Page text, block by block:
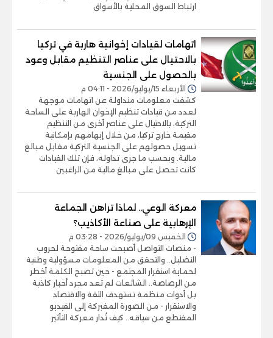
ارتباط السوق المحلية بالأسواق
اتهامات لقيادات إخوانية هاربة في تركيا
بالاحتيال على عناصر التنظيم مقابل وعود
بالحصول على الجنسية
الأربعاء 15/يوليو/2026 - 04:11 م
كشفت معلومات متداولة عن اتهامات موجهة
لعدد من قيادات تنظيم الإخوان الهاربة على الساحة
التركية، بالاحتيال على عناصر أخرى من التنظيم
مقيمة خارج تركيا، من خلال إيهامهم بإمكانية
تسهيل حصولهم على الجنسية التركية مقابل مبالغ
مالية. وبحسب ما جرى تداوله، فإن تلك القيادات
كانت تحصل على مبالغ مالية من الراغبين
معركة الوعي.. لماذا تراهن الجماعة
الإرهابية على صناعة الأكاذيب؟
الخميس 09/يوليو/2026 - 03:28 م
- منصات التواصل أصبحت ساحة مفتوحة لحروب
التضليل.. والتحقق من المعلومات مسؤولية وطنية
لحماية استقرار المجتمع - حين تصبح الكلمة أخطر
من الرصاصة.. الشائعات لم تعد مجرد أخبار كاذبة
بل أدوات منظمة تستهدف الثقة والاقتصاد
والاستقرار - من الصورة المفبركة إلى الفيديو
المقتطع من سياقه.. كيف تُدار معركة التأثير